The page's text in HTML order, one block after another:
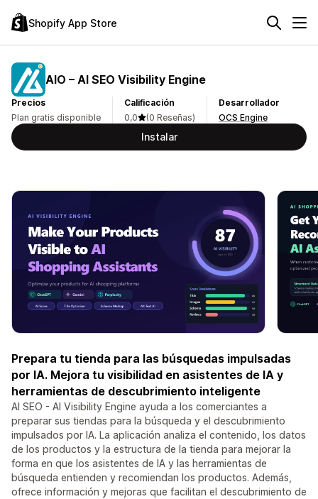
Shopify App Store
AIO – AI SEO Visibility Engine
Precios
Plan gratis disponible
Calificación
0,0
(0 Reseñas)
Desarrollador
OCS Engine
Instalar
Prepara tu tienda para las búsquedas impulsadas
por IA. Mejora tu visibilidad en asistentes de IA y
herramientas de descubrimiento inteligente
AI SEO - AI Visibility Engine ayuda a los comerciantes a
preparar sus tiendas para la búsqueda y el descubrimiento
impulsados por IA. La aplicación analiza el contenido, los datos
de los productos y la estructura de la tienda para mejorar la
forma en que los asistentes de IA y las herramientas de
búsqueda entienden y recomiendan los productos. Además,
ofrece información y mejoras que facilitan el descubrimiento de